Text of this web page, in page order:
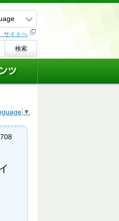
サイトへ
検索
▼